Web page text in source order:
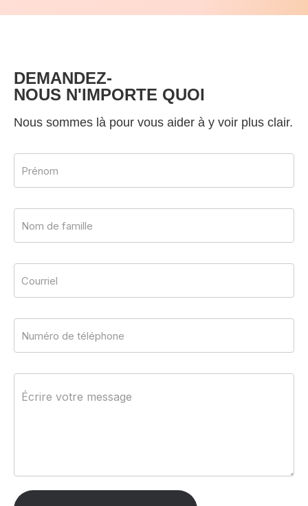
DEMANDEZ-
NOUS N'IMPORTE QUOI
Nous sommes là pour vous aider à y voir plus clair.